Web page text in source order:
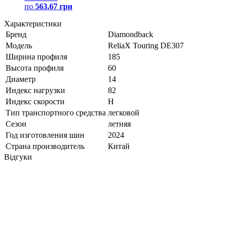
по 563.67 грн
Характеристики
Бренд
Diamondback
Модель
ReliaX Touring DE307
Ширина профиля
185
Высота профиля
60
Диаметр
14
Индекс нагрузки
82
Индекс скорости
H
Тип транспортного средства легковой
Сезон
летняя
Год изготовления шин
2024
Страна производитель
Китай
Відгуки